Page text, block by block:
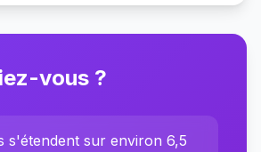
vous ?
s'étendent sur environ 6,5